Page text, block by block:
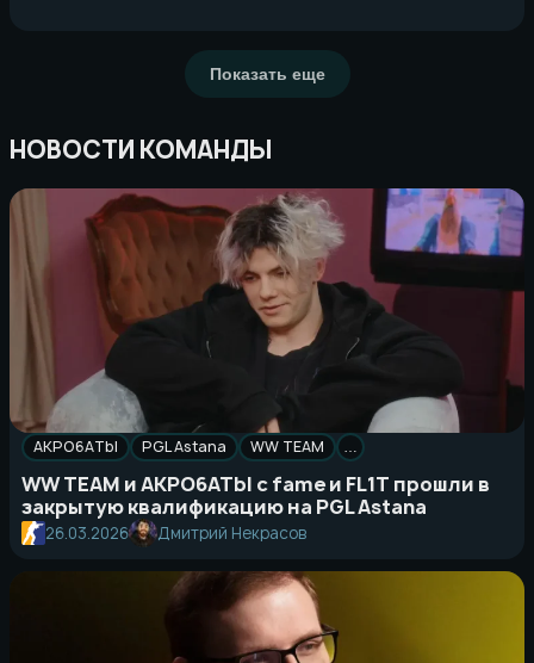
Показать еще
НОВОСТИ КОМАНДЫ
AKPO6ATbI PGL Astana WW TEAM …
WW TEAM и AKPO6ATbI с fame и FL1T прошли в
закрытую квалификацию на PGL Astana
26.03.2026 Дмитрий Некрасов